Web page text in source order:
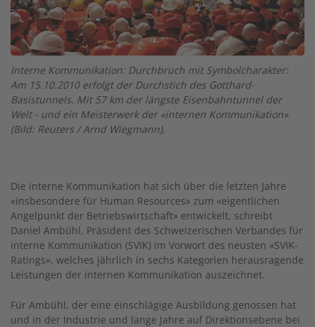
Interne Kommunikation: Durchbruch mit Symbolcharakter:
Am 15.10.2010 erfolgt der Durchstich des Gotthard-
Basistunnels. Mit 57 km der längste Eisenbahntunnel der
Welt - und ein Meisterwerk der «internen Kommunikation»
(Bild: Reuters / Arnd Wiegmann).
Die interne Kommunikation hat sich über die letzten Jahre
«insbesondere für Human Resources» zum «eigentlichen
Angelpunkt der Betriebswirtschaft» entwickelt, schreibt
Daniel Ambühl, Präsident des Schweizerischen Verbandes für
interne Kommunikation (SVIK) im Vorwort des neusten «SVIK-
Ratings», welches jährlich in sechs Kategorien herausragende
Leistungen der internen Kommunikation auszeichnet.
Für Ambühl, der eine einschlägige Ausbildung genossen hat
und in der Industrie und lange Jahre auf Direktionsebene bei